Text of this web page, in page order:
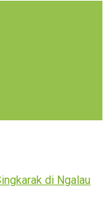
di Ngalau